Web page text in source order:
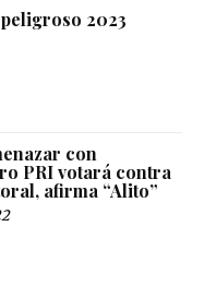
2023
con
PRI votará contra
afirma “Alito”